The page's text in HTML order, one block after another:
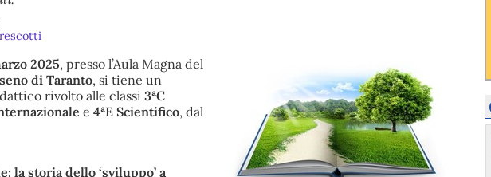
2025, presso l’Aula Magna del
di Taranto, si tiene un
rivolto alle classi 3ªC
e 4ªE Scientifico, dal
la storia dello ‘sviluppo’ a